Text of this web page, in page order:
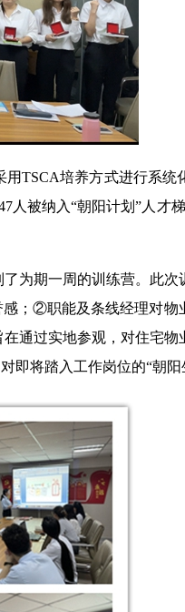
TSCA培养方式进行系
被纳入“朝阳计划”人才
了为期一周的训练营。此
；②职能及条线经理对
通过实地参观，对住宅
将踏入工作岗位的“朝阳